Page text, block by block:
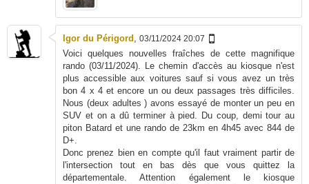
Igor du Périgord , 03/11/2024 20:07
Voici quelques nouvelles fraîches de cette magnifique
rando (03/11/2024). Le chemin d'accès au kiosque n'est
plus accessible aux voitures sauf si vous avez un très
bon 4 x 4 et encore un ou deux passages très difficiles.
Nous (deux adultes ) avons essayé de monter un peu en
SUV et on a dû terminer à pied. Du coup, demi tour au
piton Batard et une rando de 23km en 4h45 avec 844 de
D+.
Donc prenez bien en compte qu'il faut vraiment partir de
l'intersection tout en bas dès que vous quittez la
départementale. Attention également le kiosque